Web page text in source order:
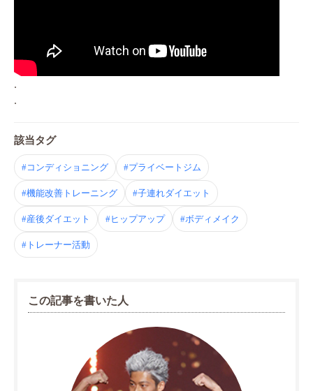
.
.
該当タグ
#コンディショニング #プライベートジム
#機能改善トレーニング #子連れダイエット
#産後ダイエット #ヒップアップ #ボディメイク
#トレーナー活動
この記事を書いた人